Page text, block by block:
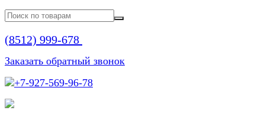
(8512) 999-678
Заказать обратный звонок
+7-927-569-96-78